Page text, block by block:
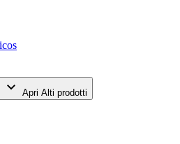
Apri Alti prodotti